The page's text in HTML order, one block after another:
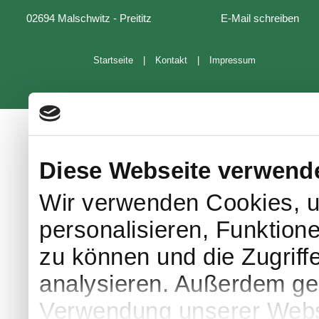
Diese Webseite
Wir verwenden Cookies,
personalisieren,
zu können und die
analysieren. Außerdem
Verwendung unserer
02694 Malschwitz - Preititz E-Mail schreiben
Startseite Kontakt Impressum